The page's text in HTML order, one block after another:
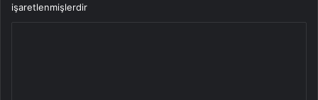
işaretlenmişlerdir